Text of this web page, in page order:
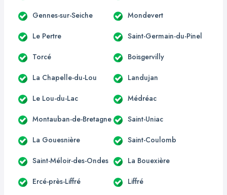
Gennes-sur-Seiche Mondevert
Le Pertre Saint-Germain-du-Pinel
Torcé Boisgervilly
La Chapelle-du-Lou Landujan
Le Lou-du-Lac Médréac
Montauban-de-Bretagne Saint-Uniac
La Gouesnière Saint-Coulomb
Saint-Méloir-des-Ondes La Bouexière
Ercé-près-Liffré Liffré